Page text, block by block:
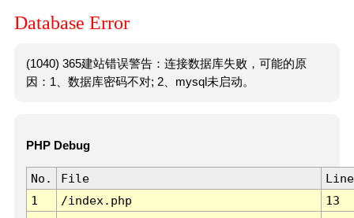
Database Error
(1040) 365建站错误警告：连接数据库失败，可能的原
因：1、数据库密码不对; 2、mysql未启动。
PHP Debug
No. File
Line
1
/index.php 13